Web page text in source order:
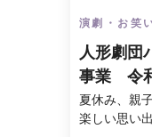
演劇・お笑
人形劇
事業 令
のための
夏休み、親
楽しい思い